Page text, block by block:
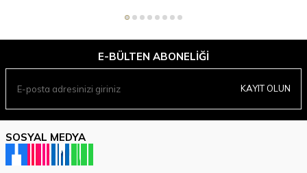
E-BÜLTEN ABONELIĞI
KAYIT OLUN
SOSYAL MEDYA